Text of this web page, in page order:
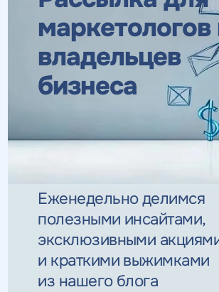
маркетологов
владельцев
бизнеса
Еженедельно делимся
полезными инсайтами,
эксклюзивными
и краткими выжимками
из нашего блога